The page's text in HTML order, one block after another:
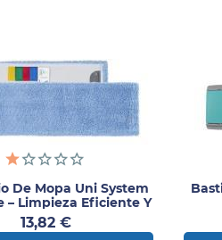
De Mopa Uni System
– Limpieza Eficiente Y
Sostenible 1UD
Precio
13,82 €